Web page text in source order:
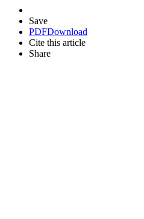
Save
PDFDownload
Cite this article
Share